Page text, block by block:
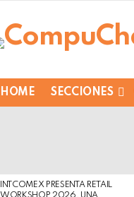
HOME SECCIONES
INTCOMEX PRESENTA RETAIL